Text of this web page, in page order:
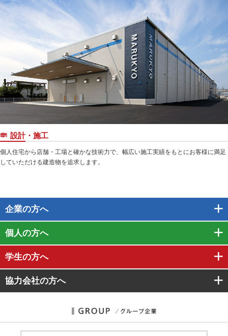
設計・施工
個人住宅から店舗・工場と確かな技術力で、幅広い施工実績をもとにお客様に満足
していただける建造物を追求します。
企業の方へ
個人の方へ
学生の方へ
協力会社の方へ